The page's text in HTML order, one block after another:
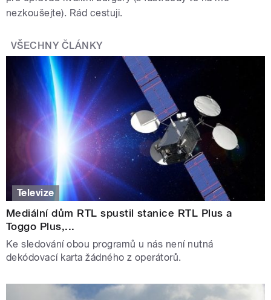
nezkoušejte). Rád cestuji.
VŠECHNY ČLÁNKY
Televize
Mediální dům RTL spustil stanice RTL Plus a
Toggo Plus,...
Ke sledování obou programů u nás není nutná
dekódovací karta žádného z operátorů.